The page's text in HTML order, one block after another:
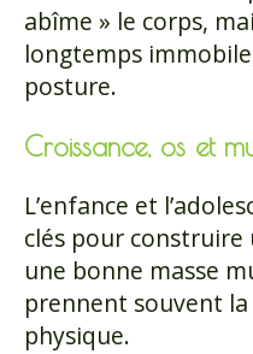
abîme » le corps,
longtemps
posture.
Croissance, os et
L’enfance et
clés pour
une bonne masse
prennent souvent la
physique.